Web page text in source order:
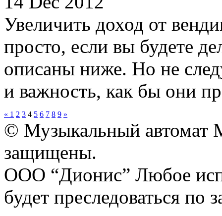
Увеличить доход от
просто, если вы будете
описаны ниже. Но не
и важность, как бы они
« 1 2 3 4 5 6 7 8 9 »
© Музыкальный автомат
защищены.
ООО “Дионис” Любое
будет преследоваться по